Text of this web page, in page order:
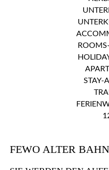
FEWO ALTER